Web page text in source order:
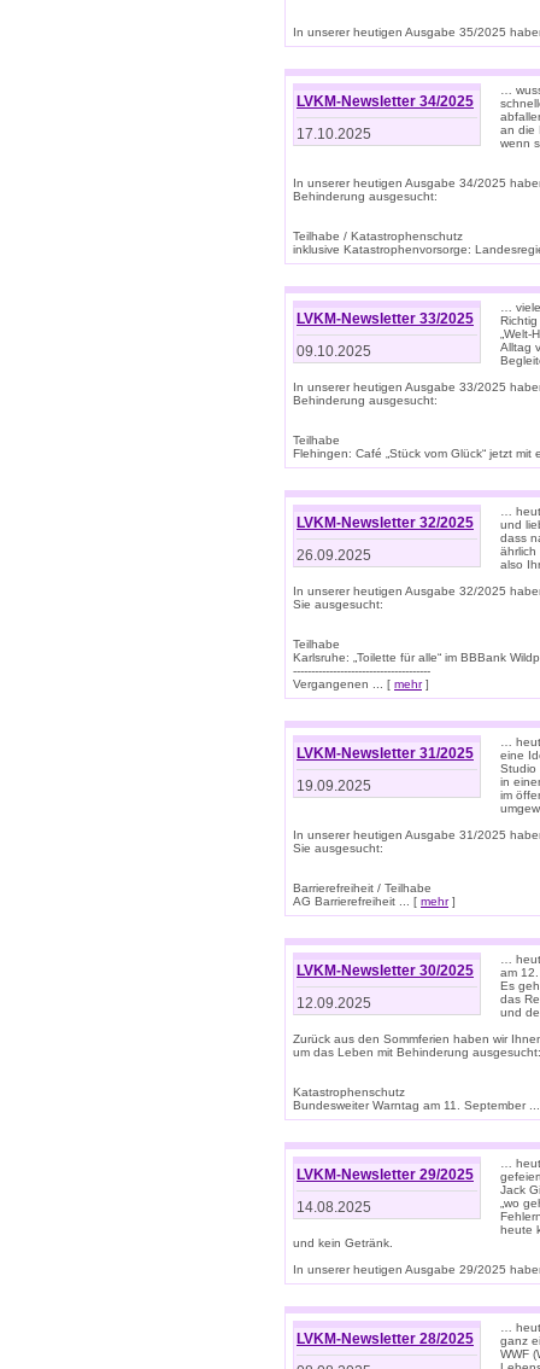
In unserer heutigen Ausgabe 35/2025
LVKM-Newsletter 34/2025
17.10.2025
…
an die
wenn
In unserer heutigen Ausgabe 34/2025
Behinderung ausgesucht:
Teilhabe / Katastrophenschutz
inklusive Katastrophenvorsorge:
LVKM-Newsletter 33/2025
09.10.2025
…
Alltag
In unserer heutigen Ausgabe 33/2025
Behinderung ausgesucht:
Teilhabe
Flehingen: Café „Stück vom Glück“ jetzt mit
LVKM-Newsletter 32/2025
26.09.2025
…
und
dass
ährlich
also
In unserer heutigen Ausgabe 32/2025
Sie ausgesucht:
Teilhabe
Karlsruhe: „Toilette für alle“ im BBBank
--------------------------------------
Vergangenen ... [ mehr]
LVKM-Newsletter 31/2025
19.09.2025
…
eine
Studio
in
im
In unserer heutigen Ausgabe 31/2025
Sie ausgesucht:
Barrierefreiheit / Teilhabe
AG Barrierefreiheit ... [ mehr]
LVKM-Newsletter 30/2025
12.09.2025
…
am
Es
das
und
Zurück aus den Sommferien haben wir
um das Leben mit Behinderung ausgesucht:
Katastrophenschutz
Bundesweiter Warntag am 11. September
LVKM-Newsletter 29/2025
14.08.2025
…
Jack
„wo
heute
und kein Getränk.
In unserer heutigen Ausgabe 29/2025
LVKM-Newsletter 28/2025
…
ganz
WWF